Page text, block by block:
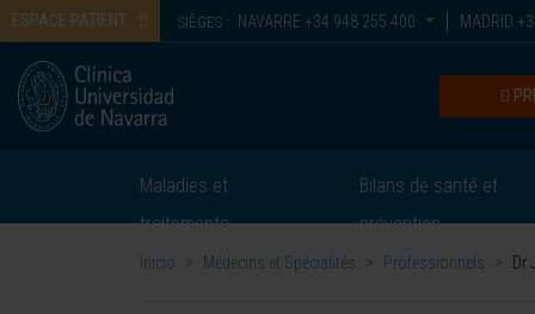
ESPACE PATIENT SIÈGES : NAVARRE +34 948 255 400 MADRID
Maladies et
traitements
Bilans de santé et
prévention
Inicio > Médecins et Spécialités > Professionnels > Dr